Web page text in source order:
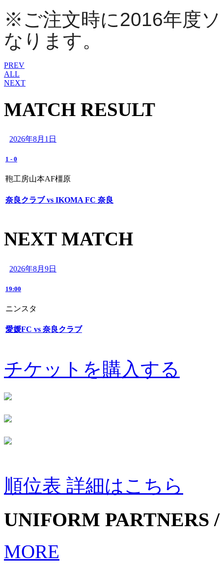
※ご注文時に2016年度
なります。
PREV
ALL
NEXT
MATCH RESULT
2026年8月1日
1 - 0
鞄工房山本AF橿原
奈良クラブ vs IKOMA FC 奈良
NEXT MATCH
2026年8月9日
19:00
ニンスタ
愛媛FC vs 奈良クラブ
チケットを購入する
順位表 詳細はこちら
UNIFORM PARTNERS
MORE